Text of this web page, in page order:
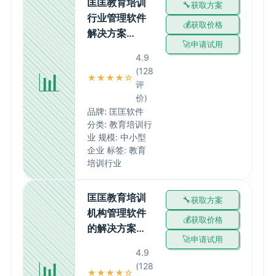
📊
匡匡教育培训
行业管理软件
解决方案…
★★★★☆
4.9
(128
评
价)
品牌: 匡匡软件
分类: 教育培训行
业 规模: 中小型
企业 标签: 教育
培训行业
获取方案
获取价格
申请试用
匡匡教育培训
机构管理软件
的解决方案…
★★★★☆
4.9
(128
获取方案
获取价格
申请试用